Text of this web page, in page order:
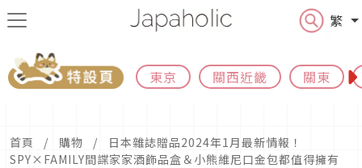
繁
東京 關西近畿 關東
首頁 購物
日本雜誌贈品2024年1月最新情報！
SPY×FAMILY間諜家家酒飾品盒＆小熊維尼口金包都值得擁有